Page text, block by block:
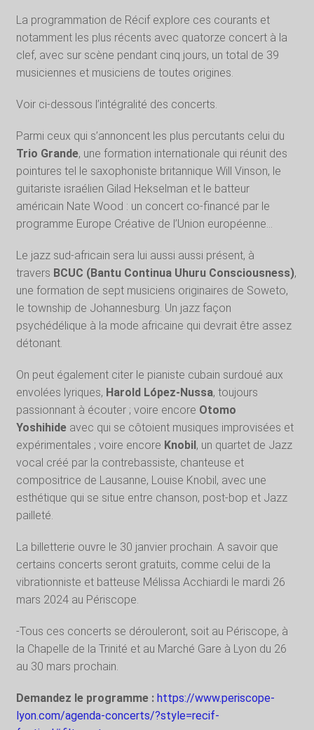
La programmation de Récif explore ces courants et
notamment les plus récents avec quatorze concert à la
clef, avec sur scène pendant cinq jours, un total de 39
musiciennes et musiciens de toutes origines.
Voir ci-dessous l’intégralité des concerts.
Parmi ceux qui s’annoncent les plus percutants celui du
Trio Grande, une formation internationale qui réunit des
pointures tel le saxophoniste britannique Will Vinson, le
guitariste israélien Gilad Hekselman et le batteur
américain Nate Wood : un concert co-financé par le
programme Europe Créative de l’Union européenne…
Le jazz sud-africain sera lui aussi aussi présent, à
travers BCUC (Bantu Continua Uhuru Consciousness),
une formation de sept musiciens originaires de Soweto,
le township de Johannesburg. Un jazz façon
psychédélique à la mode africaine qui devrait être assez
détonant.
On peut également citer le pianiste cubain surdoué aux
envolées lyriques, Harold López-Nussa, toujours
passionnant à écouter ; voire encore Otomo
Yoshihideavec qui se côtoient musiques improvisées et
expérimentales ; voire encore Knobil , un quartet de Jazz
vocal créé par la contrebassiste, chanteuse et
compositrice de Lausanne, Louise Knobil, avec une
esthétique qui se situe entre chanson, post-bop et Jazz
pailleté.
La billetterie ouvre le 30 janvier prochain. A savoir que
certains concerts seront gratuits, comme celui de la
vibrationniste et batteuse Mélissa Acchiardi le mardi 26
mars 2024 au Périscope.
-Tous ces concerts se dérouleront, soit au Périscope, à
la Chapelle de la Trinité et au Marché Gare à Lyon du 26
au 30 mars prochain.
Demandez le programme : https://www.periscope-
lyon.com/agenda-concerts/?style=recif-